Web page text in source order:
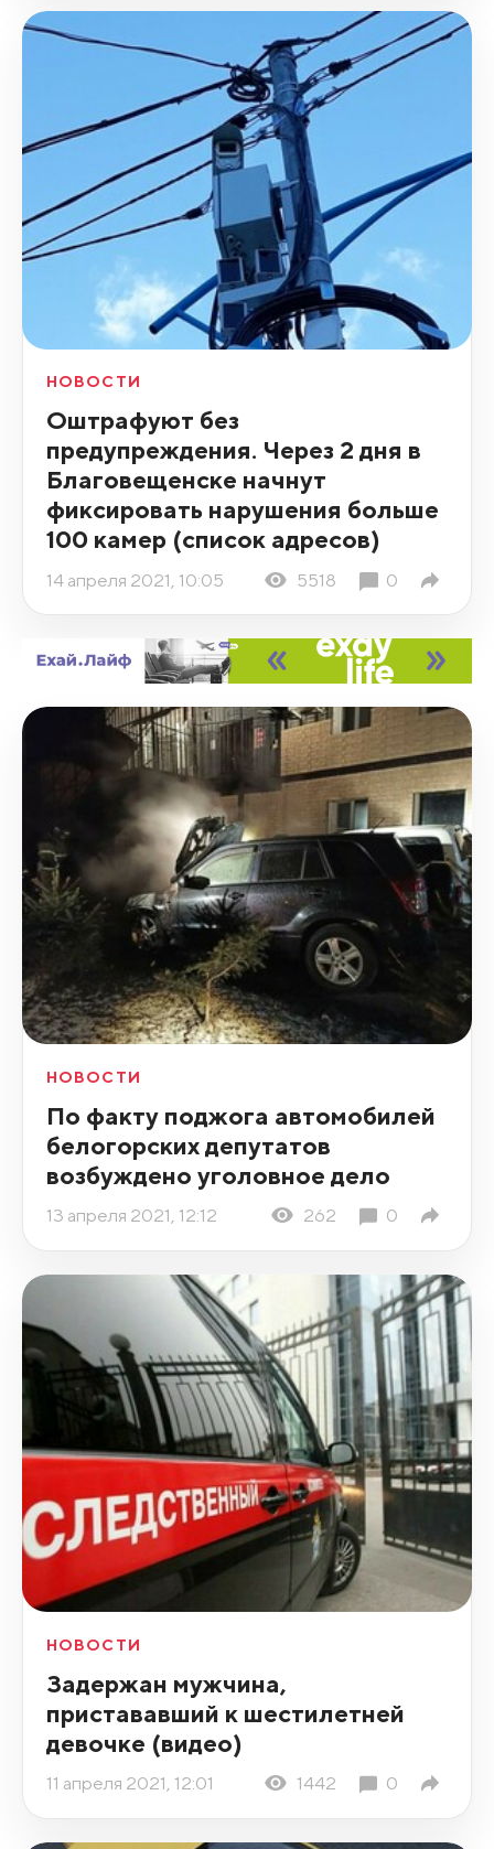
НОВОСТИ
Оштрафуют без
предупреждения. Через 2 дня в
Благовещенске начнут
фиксировать нарушения больше
100 камер (список адресов)
14 апреля 2021, 10:05 5518 0
НОВОСТИ
По факту поджога автомобилей
белогорских депутатов
возбуждено уголовное дело
13 апреля 2021, 12:12 262 0
НОВОСТИ
Задержан мужчина,
пристававший к шестилетней
девочке (видео)
11 апреля 2021, 12:01 1442 0